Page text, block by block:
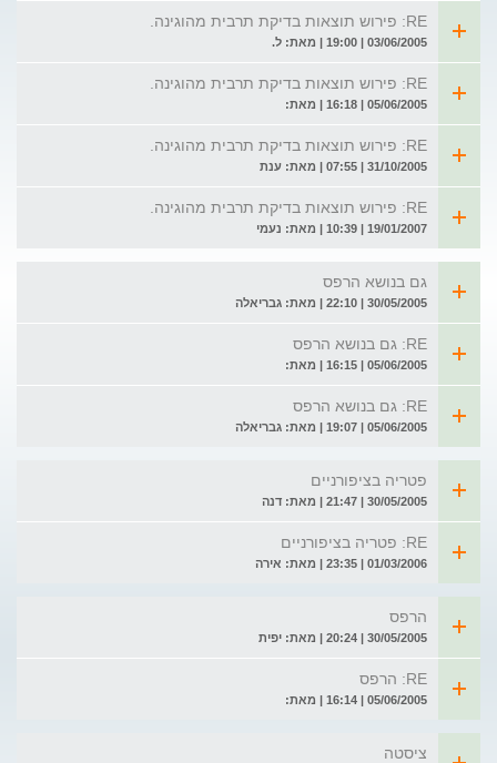
RE: פירוש תוצאות בדיקת תרבית מהוגינה.
03/06/2005 | 19:00 | מאת: ל.
RE: פירוש תוצאות בדיקת תרבית מהוגינה.
05/06/2005 | 16:18 | מאת:
RE: פירוש תוצאות בדיקת תרבית מהוגינה.
31/10/2005 | 07:55 | מאת: ענת
RE: פירוש תוצאות בדיקת תרבית מהוגינה.
19/01/2007 | 10:39 | מאת: נעמי
גם בנושא הרפס
30/05/2005 | 22:10 | מאת: גבריאלה
RE: גם בנושא הרפס
05/06/2005 | 16:15 | מאת:
RE: גם בנושא הרפס
05/06/2005 | 19:07 | מאת: גבריאלה
פטריה בציפורניים
30/05/2005 | 21:47 | מאת: דנה
RE: פטריה בציפורניים
01/03/2006 | 23:35 | מאת: אירה
הרפס
30/05/2005 | 20:24 | מאת: יפית
RE: הרפס
05/06/2005 | 16:14 | מאת:
ציסטה